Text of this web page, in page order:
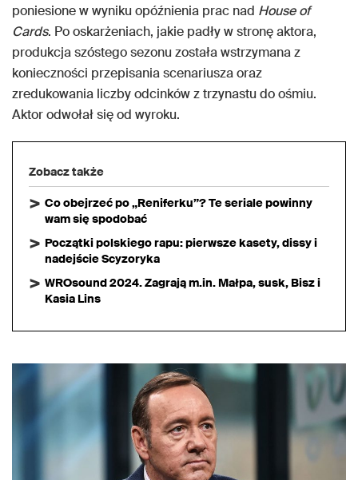
poniesione w wyniku opóźnienia prac nad House of
Cards. Po oskarżeniach, jakie padły w stronę aktora,
produkcja szóstego sezonu została wstrzymana z
konieczności przepisania scenariusza oraz
zredukowania liczby odcinków z trzynastu do ośmiu.
Aktor odwołał się od wyroku.
Zobacz także
Co obejrzeć po „Reniferku”? Te seriale powinny
wam się spodobać
Początki polskiego rapu: pierwsze kasety, dissy i
nadejście Scyzoryka
WROsound 2024. Zagrają m.in. Małpa, susk, Bisz i
Kasia Lins